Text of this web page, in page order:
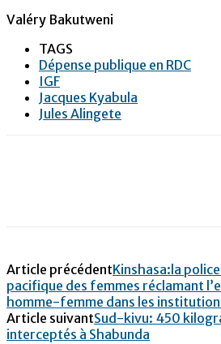
Valéry Bakutweni
TAGS
Dépense publique en RDC
IGF
Jacques Kyabula
Jules Alingete
Article précédentKinshasa:la
pacifique des femmes réclamant
homme-femme dans les
Article suivantSud-kivu: 450
interceptés à Shabunda